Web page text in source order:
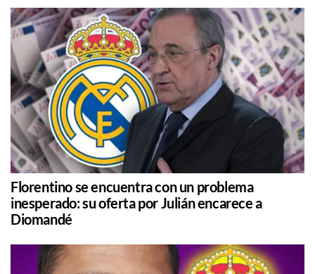
Florentino se encuentra con un problema
inesperado: su oferta por Julián encarece a
Diomandé